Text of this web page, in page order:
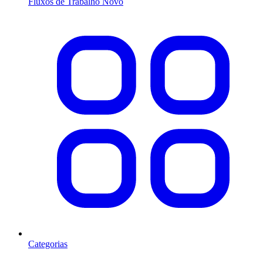
Categorias